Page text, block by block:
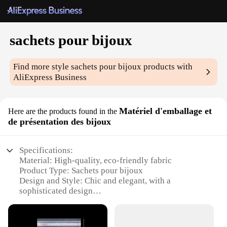
sachets pour bijoux
Find more stylesachets pour bijoux products with
AliExpress Business
Here are the products found in the Matériel d'emballage et
de présentation des bijoux
Specifications:
Material: High-quality, eco-friendly fabric
Product Type: Sachets pour bijoux
Design and Style: Chic and elegant, with a
sophisticated design
Quantity: Available in sets, perfect for retailers and